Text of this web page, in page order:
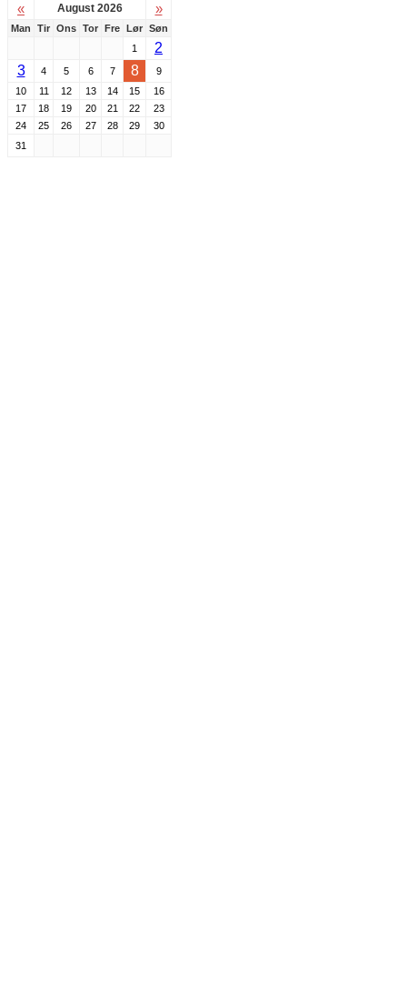
« August 2026 »
Man Tir Ons Tor Fre Lør Søn
1
2
3
4 5 6 7 8
9
10
11 12 13 14 15
16
17
18 19 20 21 22
23
24
25 26 27 28 29
30
31